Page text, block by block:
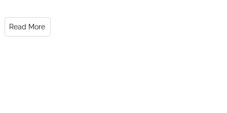
Read More